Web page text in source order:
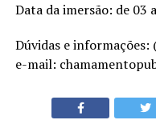
Data da imersão: de 03
Dúvidas e
e-mail: